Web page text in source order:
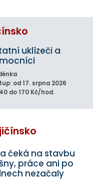
uklízeči a
od 17. srpna 2026
do 170 Kč/hod.
čeká na stavbu
práce ani po
nezačaly